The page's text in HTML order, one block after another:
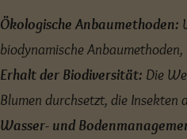
Ökologische Anbaumethoden:
biodynamische
Erhalt der Biodiversität: Die
Blumen durchsetzt, die Insekten
Wasser- und